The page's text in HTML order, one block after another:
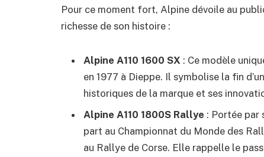
Pour ce moment fort, Alpine dévoile au
richesse de son histoire :
Alpine A110 1600 SX : Ce modèle
en 1977 à Dieppe. Il symbolise la fin
historiques de la marque et ses
Alpine A110 1800S Rallye : Portée par
part au Championnat du Monde des
au Rallye de Corse. Elle rappelle le